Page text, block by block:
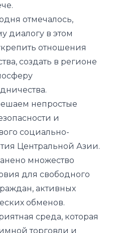
отмечалось,
диалогу в этом
отношения
создать в регионе
непростые
и
социально-
Центральной Азии.
множество
для свободного
активных
обменов.
среда, которая
торговли и